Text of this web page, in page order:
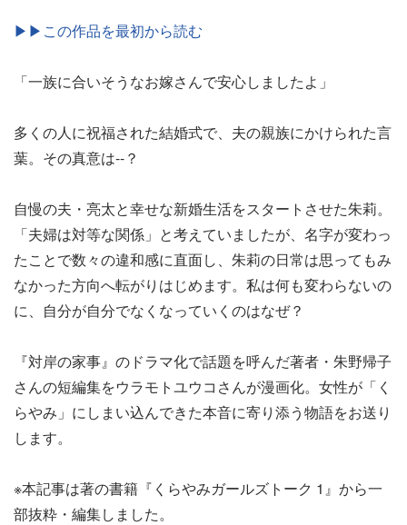
▶▶この作品を最初から読む
「一族に合いそうなお嫁さんで安心しましたよ」
多くの人に祝福された結婚式で、夫の親族にかけられた言
葉。その真意は--？
自慢の夫・亮太と幸せな新婚生活をスタートさせた朱莉。
「夫婦は対等な関係」と考えていましたが、名字が変わっ
たことで数々の違和感に直面し、朱莉の日常は思ってもみ
なかった方向へ転がりはじめます。私は何も変わらないの
に、自分が自分でなくなっていくのはなぜ？
『対岸の家事』のドラマ化で話題を呼んだ著者・朱野帰子
さんの短編集をウラモトユウコさんが漫画化。女性が「く
らやみ」にしまい込んできた本音に寄り添う物語をお送り
します。
※本記事は著の書籍『くらやみガールズトーク 1』から一
部抜粋・編集しました。